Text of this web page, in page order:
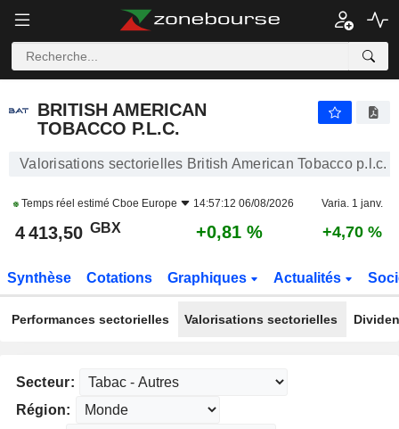
BRITISH AMERICAN
TOBACCO P.L.C.
Valorisations sectorielles British American Tobacco p.l.c.
Temps réel estimé Cboe Europe 14:57:12 06/08/2026 Varia. 1 janv.
4 413,50 GBX +0,81 % +4,70 %
Synthèse Cotations Graphiques Actualités
Performances sectorielles Valorisations sectorielles
Secteur:
Région: